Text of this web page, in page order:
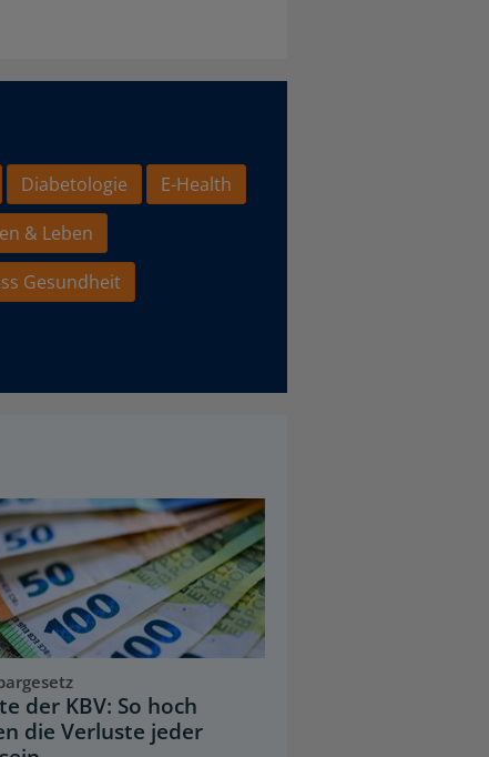
Diabetologie
E-Health
& Leben
Gesundheit
der KBV: So hoch
die Verluste jeder